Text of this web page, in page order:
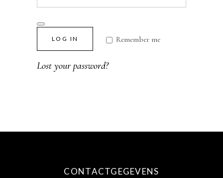
Remember me
LOG IN
Lost your password?
CONTACTGEGEVENS